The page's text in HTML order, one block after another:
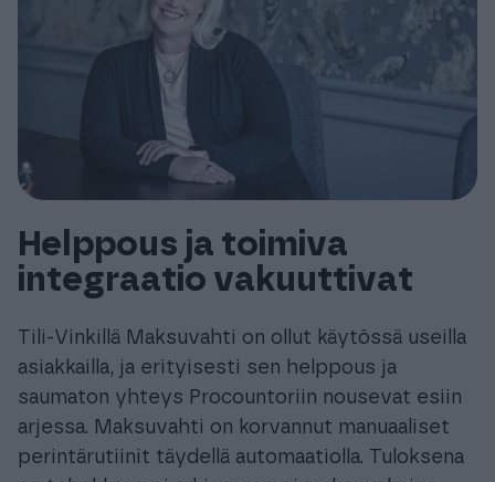
Helppous ja toimiva
integraatio vakuuttivat
Tili-Vinkillä Maksuvahti on ollut käytössä useilla
asiakkailla, ja erityisesti sen helppous ja
saumaton yhteys Procountoriin nousevat esiin
arjessa. Maksuvahti on korvannut manuaaliset
perintärutiinit täydellä automaatiolla. Tuloksena